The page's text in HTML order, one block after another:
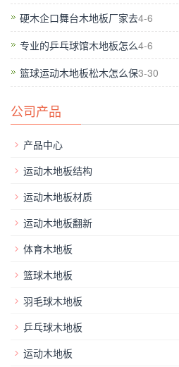
雨季期是白蚁高发期，白蚁喜湿好
白蚁？这就跟白蚁的生活习性有关
其采购价格比枫木低，但是材质性
要求较高，但是建筑预逄由不太足
友；而松木、水曲柳运动木地板硬
安装铺设之前，要先将地面抹平，
的难度很大；体育场馆铺装地面找
硬木企口舞台木地板厂家去4-6
专业的乒乓球馆木地板怎么4-6
篮球运动木地板松木怎么保3-30
公司产品
产品中心
运动木地板结构
运动木地板材质
运动木地板翻新
体育木地板
篮球木地板
羽毛球木地板
乒乓球木地板
运动木地板